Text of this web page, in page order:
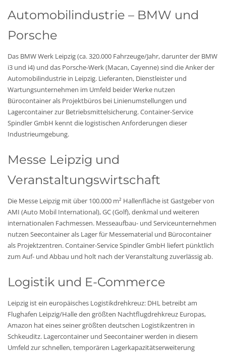
Automobilindustrie – BMW und
Porsche
Das BMW Werk Leipzig (ca. 320.000 Fahrzeuge/Jahr, darunter der BMW
i3 und i4) und das Porsche-Werk (Macan, Cayenne) sind die Anker der
Automobilindustrie in Leipzig. Lieferanten, Dienstleister und
Wartungsunternehmen im Umfeld beider Werke nutzen
Bürocontainer als Projektbüros bei Linienumstellungen und
Lagercontainer zur Betriebsmittelsicherung. Container-Service
Spindler GmbH kennt die logistischen Anforderungen dieser
Industrieumgebung.
Messe Leipzig und
Veranstaltungswirtschaft
Die Messe Leipzig mit über 100.000 m² Hallenfläche ist Gastgeber von
AMI (Auto Mobil International), GC (Golf), denkmal und weiteren
internationalen Fachmessen. Messeaufbau- und Serviceunternehmen
nutzen Seecontainer als Lager für Messematerial und Bürocontainer
als Projektzentren. Container-Service Spindler GmbH liefert pünktlich
zum Auf- und Abbau und holt nach der Veranstaltung zuverlässig ab.
Logistik und E-Commerce
Leipzig ist ein europäisches Logistikdrehkreuz: DHL betreibt am
Flughafen Leipzig/Halle den größten Nachtflugdrehkreuz Europas,
Amazon hat eines seiner größten deutschen Logistikzentren in
Schkeuditz. Lagercontainer und Seecontainer werden in diesem
Umfeld zur schnellen, temporären Lagerkapazitätserweiterung